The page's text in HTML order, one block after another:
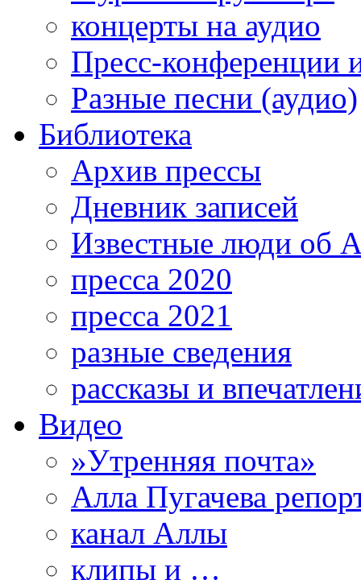
концерты на аудио
Пресс-конференции
Разные песни (аудио)
Библиотека
Архив прессы
Дневник записей
Известные люди об
пресса 2020
пресса 2021
разные сведения
рассказы и
Видео
»Утренняя почта»
Алла Пугачева
канал Аллы
клипы и …